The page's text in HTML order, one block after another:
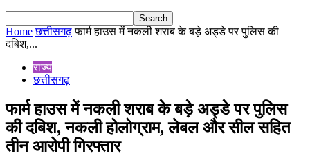
Home छत्तीसगढ़ फार्म हाउस में नकली शराब के बड़े अड्डे पर पुलिस की
दबिश,...
राज्य
छत्तीसगढ़
फार्म हाउस में नकली शराब के बड़े अड्डे पर पुलिस
की दबिश, नकली होलोग्राम, लेबल और सील सहित
तीन आरोपी गिरफ्तार